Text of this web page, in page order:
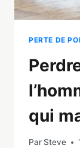
PERTE DE
qui
Par Steve